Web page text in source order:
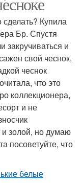
Купила
Бр. Спустя
закручиваться и
свой чеснок,
чеснок
что это
коллекционера,
и не
золой, но думаю
посоветуйте, что